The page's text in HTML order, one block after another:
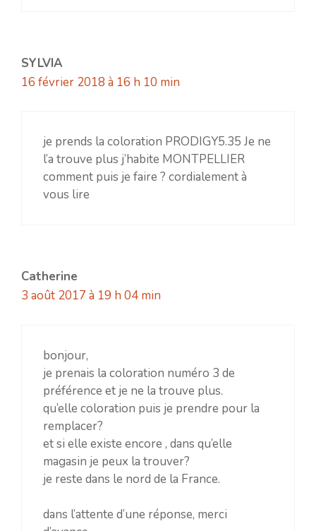
SYLVIA
16 février 2018 à 16 h 10 min
je prends la coloration PRODIGY5.35 Je ne
l’a trouve plus j’habite MONTPELLIER
comment puis je faire ? cordialement à
vous lire
Catherine
3 août 2017 à 19 h 04 min
bonjour,
je prenais la coloration numéro 3 de
préférence et je ne la trouve plus.
qu’elle coloration puis je prendre pour la
remplacer?
et si elle existe encore , dans qu’elle
magasin je peux la trouver?
je reste dans le nord de la France.
dans l’attente d’une réponse, merci